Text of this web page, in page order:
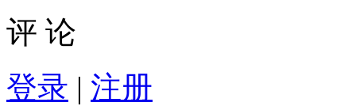
评 论
登录 | 注册